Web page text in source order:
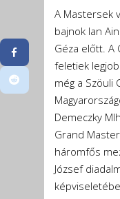
A Mastersek
bajnok Ian
Géza előtt. A
feletiek
még a Szöuli
Demeczky
Grand
háromfős
József